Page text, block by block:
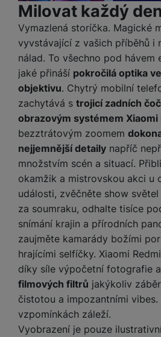
Tyto cookies nám umožňují měření
našich reklamních kampaní. Jejich
návštěv a zdroje návštěv našich
získaná pomocí těchto cookies
anonymně, takže nejsme schopni
uživatele našeho webu.
Marketingové
Marketingové - abychom vás
reklamou.
Povoleno
Marketingové cookies používáme my
abychom vám mohli zobrazit vhodné
na našich stránkách, tak na
Milovat každý
Vymazlená storíčka. Magické
vyvstávající z vašich příběhů i
nálad. To všechno pod hávem
jaké přináší pokročilá optika
objektivu. Chytrý mobilní
zachytává s trojicí zadních
obrazovým systémem Xiaomi
bezztrátovým zoomem
nejjemnější detaily napříč
množstvím scén a situací.
okamžik a mistrovskou akci u
události, zvěčněte show
za soumraku, odhalte tisíce
snímání krajin a přírodních
zaujměte kamarády božími
hrajícími selfíčky. Xiaomi
díky síle výpočetní fotografie a
filmových filtrů jakýkoliv
čistotou a impozantními
vzpomínkách záleží.
Vyobrazení je pouze